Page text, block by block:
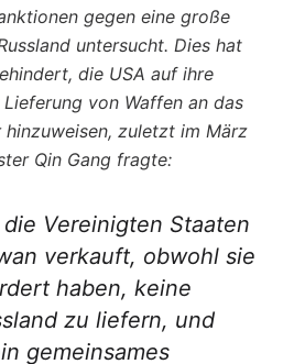
gegen eine große
untersucht. Dies hat
die USA auf ihre
von Waffen an das
zuletzt im März
Qin Gang fragte:
die Vereinigten Staaten
verkauft, obwohl sie
haben, keine
zu liefern, und
gemeinsames